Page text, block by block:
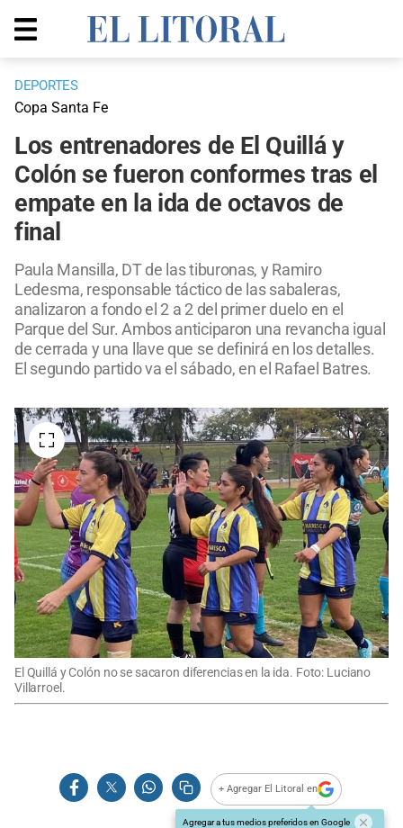
DEPORTES
Copa Santa Fe
Los entrenadores de El Quillá y
Colón se fueron conformes tras el
empate en la ida de octavos de
final
Paula Mansilla, DT de las tiburonas, y Ramiro
Ledesma, responsable táctico de las sabaleras,
analizaron a fondo el 2 a 2 del primer duelo en el
Parque del Sur. Ambos anticiparon una revancha igual
de cerrada y una llave que se definirá en los detalles.
El segundo partido va el sábado, en el Rafael Batres.
El Quillá y Colón no se sacaron diferencias en la ida. Foto: Luciano
Villarroel.
+ Agregar El Litoral en
Agregar a tus medios preferidos en Google